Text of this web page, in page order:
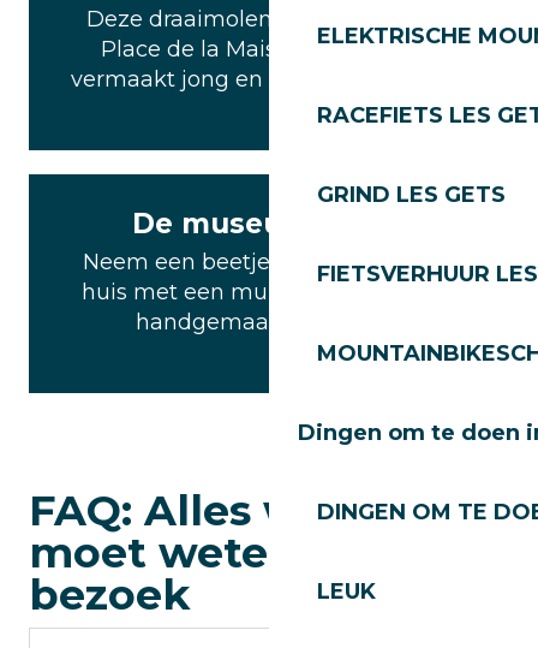
ELEKTRISCHE
RACEFIETS LES
GRIND LES GETS
FIETSVERHUUR
Dingen om te doen
DINGEN OM TE
LEUK
Deze draaimolen staat buiten het
Place de la Maison des Gets en
vermaakt jong en oud bij elke bocht.
De museumwinkel
Neem een beetje magie mee naar
huis met een muziekdoosje of een
handgemaakt voorwerp.
FAQ: Alles wat je
moet weten over je
bezoek